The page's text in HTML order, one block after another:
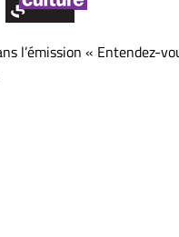
« Entendez-